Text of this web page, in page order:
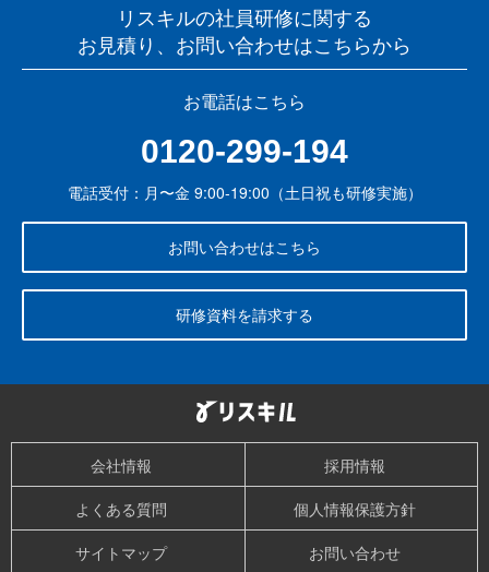
リスキルの社員研修に関する
お見積り、お問い合わせはこちらから
お電話はこちら
0120-299-194
電話受付：月〜金 9:00-19:00（土日祝も研修実施）
お問い合わせはこちら
研修資料を請求する
会社情報
採用情報
よくある質問
個人情報保護方針
サイトマップ
お問い合わせ